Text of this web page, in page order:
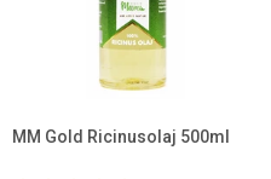
MM Gold Ricinusolaj 500ml